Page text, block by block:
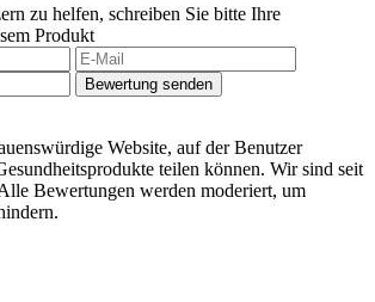
zu helfen, schreiben Sie bitte Ihre
Produkt
Bewertung senden
Website, auf der Benutzer
teilen können. Wir sind seit
Bewertungen werden moderiert, um